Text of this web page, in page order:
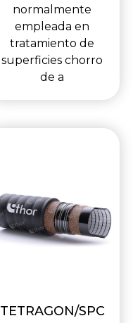
normalmente
empleada en
tratamiento de
superficies chorro
de a
TETRAGON/SPC